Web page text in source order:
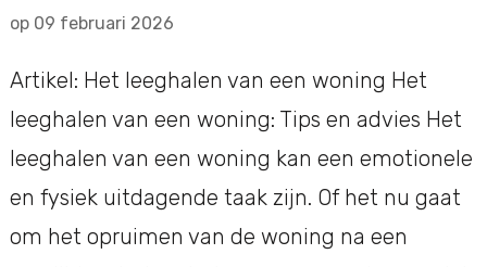
op 09 februari 2026
Artikel: Het leeghalen van een woning Het
leeghalen van een woning: Tips en advies Het
leeghalen van een woning kan een emotionele
en fysiek uitdagende taak zijn. Of het nu gaat
om het opruimen van de woning na een